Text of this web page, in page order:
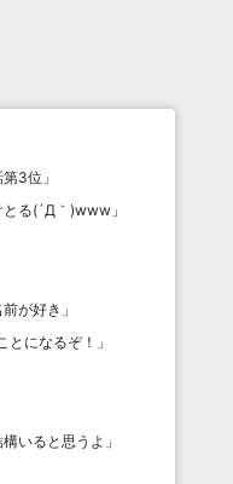
第3位 」
とる(´Д｀)www 」
が好き 」
とになるぞ！
」
いると思うよ 」